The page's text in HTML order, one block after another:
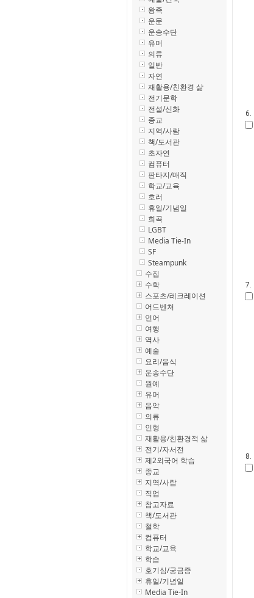
왕족
운문
운송수단
유머
의류
일반
자연
재활용/친환경 삶
전기문학
전설/신화
종교
지역/사람
책/도서관
초자연
컴퓨터
판타지/매직
학교/교육
호러
휴일/기념일
희곡
LGBT
Media Tie-In
SF
Steampunk
수집
수학
스포츠/레크레이션
어드벤처
언어
여행
역사
예술
요리/음식
운송수단
원예
유머
음악
의류
인형
재활용/친환경적 삶
전기/자서전
제2외국어 학습
종교
지역/사람
직업
참고자료
책/도서관
철학
컴퓨터
학교/교육
학습
호기심/궁금증
휴일/기념일
Media Tie-In
6.
7.
8.